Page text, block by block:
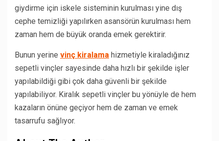
giydirme için iskele sisteminin kurulması yine dış
cephe temizliği yapılırken asansörün kurulması hem
zaman hem de büyük oranda emek gerektirir.
Bunun yerine vinç kiralama hizmetiyle kiraladığınız
sepetli vinçler sayesinde daha hızlı bir şekilde işler
yapılabildiği gibi çok daha güvenli bir şekilde
yapılabiliyor. Kiralık sepetli vinçler bu yönüyle de hem
kazaların önüne geçiyor hem de zaman ve emek
tasarrufu sağlıyor.